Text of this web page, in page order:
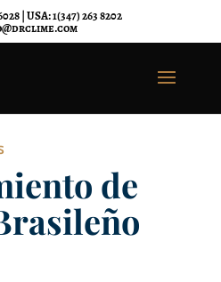
| USA: 1(347) 263 8202
de